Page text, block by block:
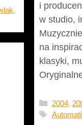
,
i
w studio,
na
klasyki,
2004,
Tagi